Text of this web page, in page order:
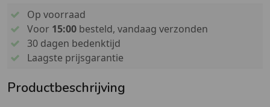
Op voorraad
Voor 15:00besteld, vandaag verzonden
30 dagen bedenktijd
Laagste prijsgarantie
Productbeschrijving